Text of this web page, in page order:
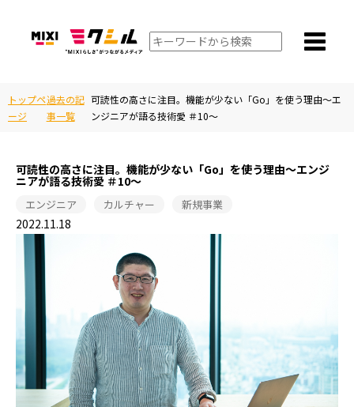
トップペ
ージ
過去の記
事一覧
可読性の高さに注目。機能が少ない「Go」を使う理由～エ
ンジニアが語る技術愛 ＃10～
可読性の高さに注目。機能が少ない「Go」を使う理由～エンジ
ニアが語る技術愛 ＃10～
エンジニア カルチャー 新規事業
2022.11.18